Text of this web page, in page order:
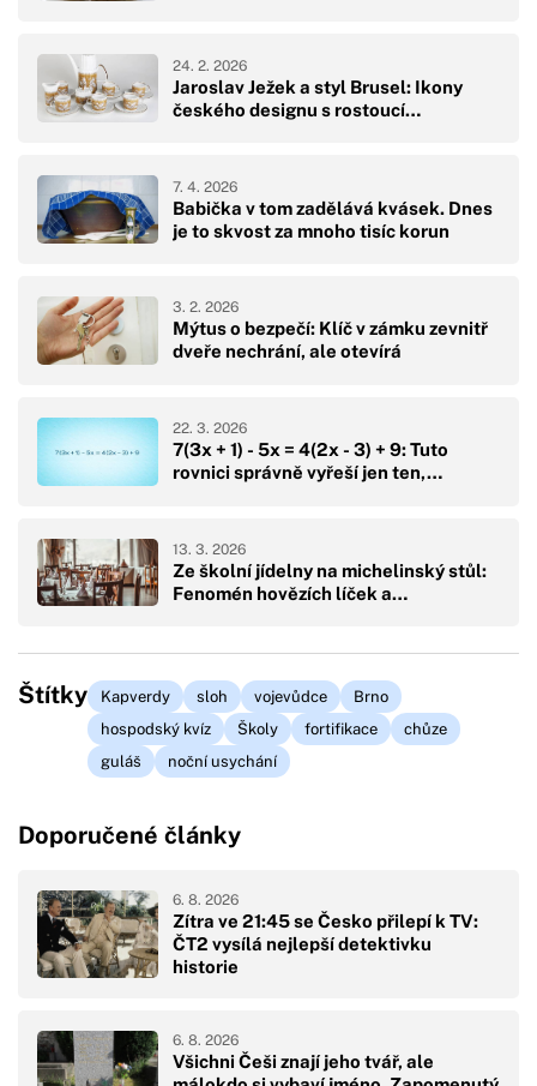
Jaroslav Ježek a styl Brusel: Ikony
českého designu s rostoucí…
24. 2. 2026
Babička v tom zadělává kvásek. Dnes
je to skvost za mnoho tisíc korun
7. 4. 2026
Mýtus o bezpečí: Klíč v zámku zevnitř
dveře nechrání, ale otevírá
3. 2. 2026
7(3x + 1) - 5x = 4(2x - 3) + 9: Tuto
rovnici správně vyřeší jen ten,…
22. 3. 2026
Ze školní jídelny na michelinský stůl:
Fenomén hovězích líček a…
13. 3. 2026
Štítky Kapverdy sloh vojevůdce
Brno
hospodský kvíz
Školy fortifikace
chůze
guláš
noční usychání
Doporučené články
Zítra ve 21:45 se Česko přilepí k TV:
ČT2 vysílá nejlepší detektivku
historie
6. 8. 2026
Všichni Češi znají jeho tvář, ale
6. 8. 2026